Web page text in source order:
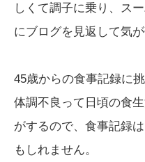
しくて調子に乗り、ス
にブログを見返して気が
45歳からの食事記録に
体調不良って日頃の食
がするので、食事記録
もしれません。